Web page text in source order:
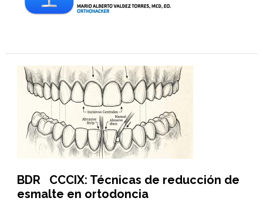
BDR CCCIX: Técnicas de reducción de
esmalte en ortodoncia